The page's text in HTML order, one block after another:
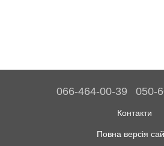
066-464-00-39 050-
Контакти
Повна версія